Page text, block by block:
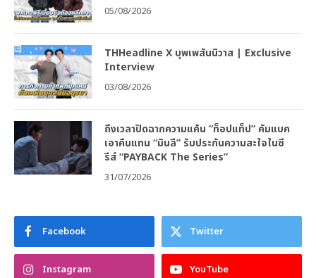
05/08/2026
THHeadline X บุพเพสันนิวาส | Exclusive
Interview
03/08/2026
ถึงเวลาปิดฉากความแค้น “ท็อปแท็ป” คัมแบค
เอาคืนแทน “มินลี” รับประกันความสะใจในซี
รีส์ “PAYBACK The Series”
31/07/2026
Facebook Twitter
Instagram YouTube